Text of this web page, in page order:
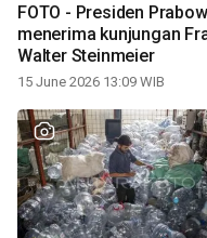
FOTO - Presiden
menerima kunjungan
Walter Steinmeier
15 June 2026 13:09 WIB